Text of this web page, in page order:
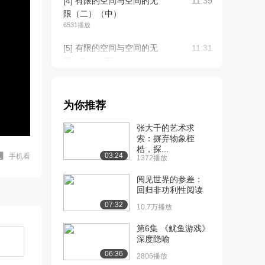
手机看
限（二）（中）
6531播放
[5] 有限的空间与空间的无
11:31
放（一）（上）
[7] 色彩的解放与心灵的解
放（一）（中）
17:18
[8] 色彩的解放与心灵的解
放（一）（下）
17:09
[9] 色彩的解放与心灵的解
放（二）（上）
7.6万播放
为你推荐
03:24
张大千的艺术求
索：摒弃物象桎
梏，探...
1372播放
07:32
阅见世界的参差：
回归非功利性阅读
10.7万播放
06:36
第6集 《鱿鱼游戏》
深度隐喻
2806播放